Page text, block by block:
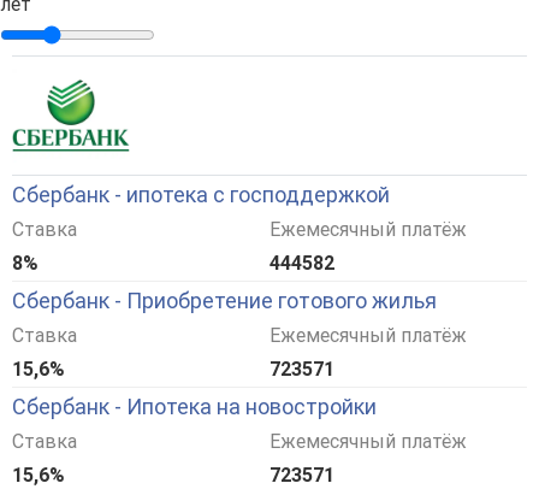
Сбербанк - ипотека с господдержкой
Ставка
8%
Ежемесячный платёж
444582
Сбербанк - Приобретение готового жилья
Ставка
15,6%
Ежемесячный платёж
723571
Сбербанк - Ипотека на новостройки
Ставка
15,6%
Ежемесячный платёж
723571